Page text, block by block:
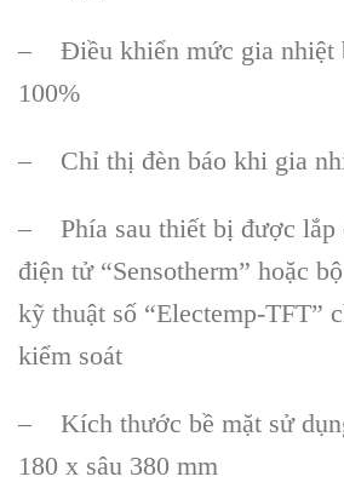
– Điều khiển mức gia nhiệt
100%
– Chỉ thị đèn báo khi gia
– Phía sau thiết bị được lắp
điện tử “Sensotherm” hoặc
kỹ thuật số “Electemp-TFT”
kiểm soát
– Kích thước bề mặt sử
180 x sâu 380 mm